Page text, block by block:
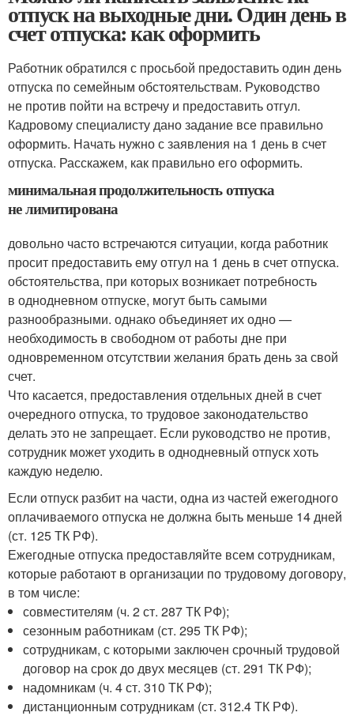
отпуск на выходные дни. Один день в
счет отпуска: как оформить
Работник обратился с просьбой предоставить один день
отпуска по семейным обстоятельствам. Руководство
не против пойти на встречу и предоставить отгул.
Кадровому специалисту дано задание все правильно
оформить. Начать нужно с заявления на 1 день в счет
отпуска. Расскажем, как правильно его оформить.
минимальная продолжительность отпуска
не лимитирована
довольно часто встречаются ситуации, когда работник
просит предоставить ему отгул на 1 день в счет отпуска.
обстоятельства, при которых возникает потребность
в однодневном отпуске, могут быть самыми
разнообразными. однако объединяет их одно —
необходимость в свободном от работы дне при
одновременном отсутствии желания брать день за свой
счет.
Что касается, предоставления отдельных дней в счет
очередного отпуска, то трудовое законодательство
делать это не запрещает. Если руководство не против,
сотрудник может уходить в однодневный отпуск хоть
каждую неделю.
Если отпуск разбит на части, одна из частей ежегодного
оплачиваемого отпуска не должна быть меньше 14 дней
(ст. 125 ТК РФ).
Ежегодные отпуска предоставляйте всем сотрудникам,
которые работают в организации по трудовому договору,
в том числе:
совместителям (ч. 2 ст. 287 ТК РФ);
сезонным работникам (ст. 295 ТК РФ);
сотрудникам, с которыми заключен срочный трудовой
договор на срок до двух месяцев (ст. 291 ТК РФ);
надомникам (ч. 4 ст. 310 ТК РФ);
дистанционным сотрудникам (ст. 312.4 ТК РФ).